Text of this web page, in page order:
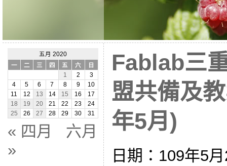
五月 2020
一
二 三 四 五 六
日
1
2
3
4
5 6 7 8 9
10
11
12 13 14 15 16
17
18
19 20 21 22 23
24
25
26 27 28 29 30 31
« 四月
六月
»
Fablab三
盟共備及
年5月)
日期：109年5